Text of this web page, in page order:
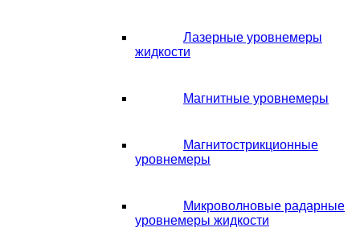
Лазерные уровнемеры
жидкости
Магнитные уровнемеры
Магнитострикционные
уровнемеры
Микроволновые радарные
уровнемеры жидкости